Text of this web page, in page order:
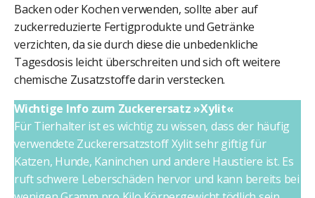
Backen oder Kochen verwenden, sollte aber auf
zuckerreduzierte Fertigprodukte und Getränke
verzichten, da sie durch diese die unbedenkliche
Tagesdosis leicht überschreiten und sich oft weitere
chemische Zusatzstoffe darin verstecken.
Wichtige Info zum Zuckerersatz »Xylit«
Für Tierhalter ist es wichtig zu wissen, dass der häufig
verwendete Zuckerersatzstoff Xylit sehr giftig für
Katzen, Hunde, Kaninchen und andere Haustiere ist. Es
ruft schwere Leberschäden hervor und kann bereits bei